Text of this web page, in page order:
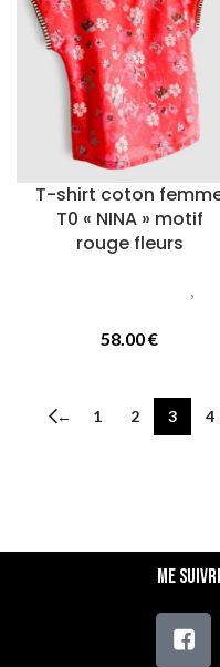
T-shirt coton
T0 « NINA » motif
rouge fleurs
,
58.00€
← 1 2 3 4
Me